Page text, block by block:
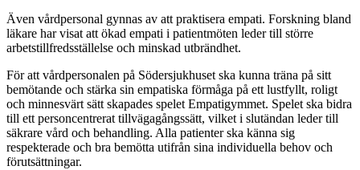
Även vårdpersonal gynnas av att praktisera empati. Forskning bland
läkare har visat att ökad empati i patientmöten leder till större
arbetstillfredsställelse och minskad utbrändhet.
För att vårdpersonalen på Södersjukhuset ska kunna träna på sitt
bemötande och stärka sin empatiska förmåga på ett lustfyllt, roligt
och minnesvärt sätt skapades spelet Empatigymmet. Spelet ska bidra
till ett personcentrerat tillvägagångssätt, vilket i slutändan leder till
säkrare vård och behandling. Alla patienter ska känna sig
respekterade och bra bemötta utifrån sina individuella behov och
förutsättningar.